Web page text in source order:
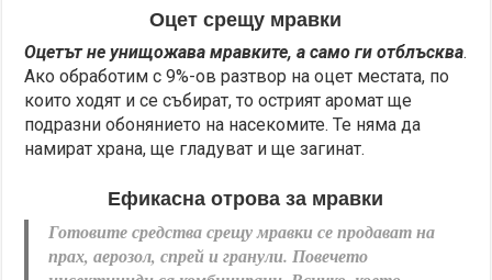
Оцет срещу мравки
Оцетът не унищожава мравките, а само ги отблъсква.
Ако обработим с 9%-ов разтвор на оцет местата, по
които ходят и се събират, то острият аромат ще
подразни обонянието на насекомите. Те няма да
намират храна, ще гладуват и ще загинат.
Ефикасна отрова за мравки
Готовите средства срещу мравки се продават на
прах, аерозол, спрей и гранули. Повечето